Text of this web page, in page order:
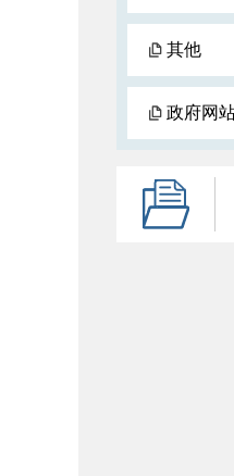
其他